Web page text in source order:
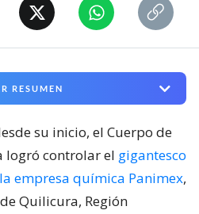
RESUMEN
su inicio, el Cuerpo de
logró controlar el gigantesco
empresa química Panimex,
Quilicura, Región